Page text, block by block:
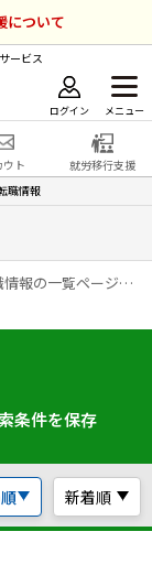
について
ービス
ログイン メニュー
ウト
就労移行支援
職情報
「福祉関連職」の条件で検索した障害者の求人転職情報の一覧ページです。アットジーピー（atGP）は、障害者の求人情報・障害者専門の転職支援サービス（エージェント）・就労移行支援事業所など、雇用に関する様々なサービスを展開している障害者の「働く」をトータルでサポートするサービスです。
条件を保存
新着順
録 無料